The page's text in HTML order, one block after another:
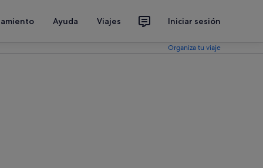
Ayuda Viajes Iniciar sesión
Organiza tu viaje